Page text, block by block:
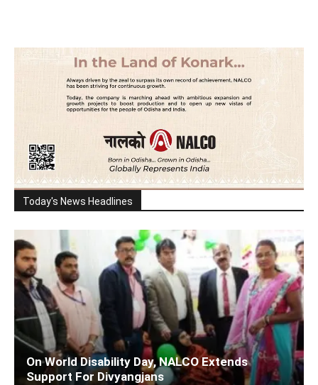
Today's News Headlines
On World Disability Day, NALCO Extends
Support For Divyangjans